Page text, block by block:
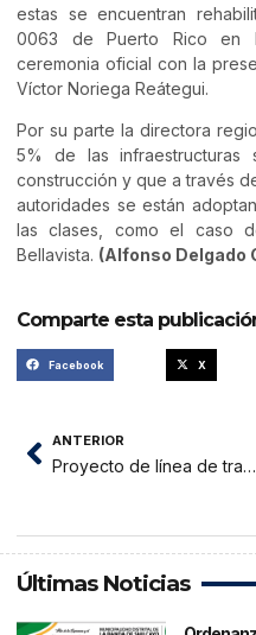
estas se encuentran
0063 de Puerto Rico en
ceremonia oficial con la
Víctor Noriega Reátegui.
Por su parte la directora
5% de las
construcción y que a través
autoridades se están
las clases, como el caso
Bellavista. (Alfonso Delgado
Comparte esta
Facebook X
ANTERIOR
Proyecto de línea de transmisión eléctrica Moyobamba – Iquitos en su primera fase
Últimas Noticias